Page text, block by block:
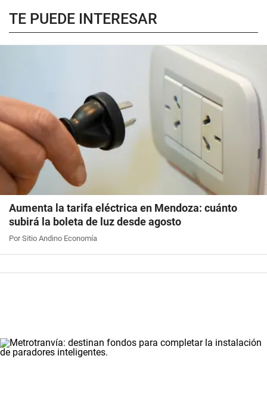
TE PUEDE INTERESAR
Aumenta la tarifa eléctrica en Mendoza: cuánto
subirá la boleta de luz desde agosto
Por Sitio Andino Economía